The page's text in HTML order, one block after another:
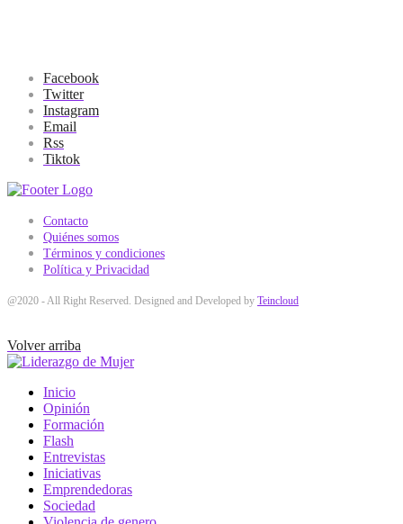
Facebook
Twitter
Instagram
Email
Rss
Tiktok
Contacto
Quiénes somos
Términos y condiciones
Política y Privacidad
@2020 - All Right Reserved. Designed and Developed by Teincloud
Volver arriba
Inicio
Opinión
Formación
Flash
Entrevistas
Iniciativas
Emprendedoras
Sociedad